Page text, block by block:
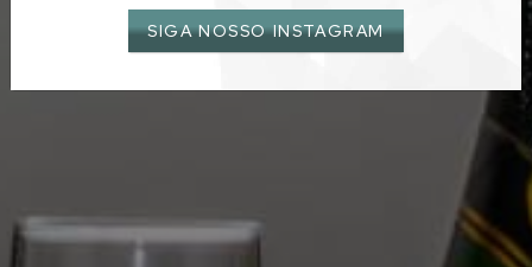
SIGA NOSSO INSTAGRAM